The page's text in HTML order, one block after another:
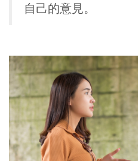
自己的意見。